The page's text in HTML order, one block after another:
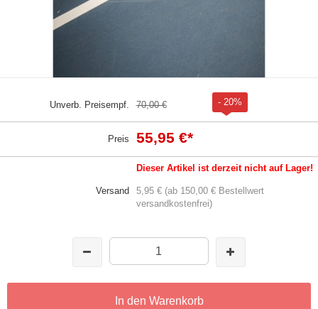
Unverb. Preisempf. 70,00 € - 20%
Preis 55,95 €*
Dieser Artikel ist derzeit nicht auf Lager!
Versand
5,95 € (ab 150,00 € Bestellwert
versandkostenfrei)
In den Warenkorb